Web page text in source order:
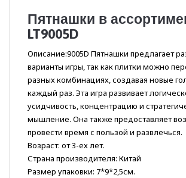
Пятнашки в
LT9005D
Описание:9005D Пятнашки предлагает
варианты игры, так как плитки можно
разных комбинациях, создавая новые
каждый раз. Эта игра развивает
усидчивость, концентрацию и
мышление. Она также предоставляет
провести время с пользой и развлечься.
Возраст: от 3-ех лет.
Страна производителя: Китай
Размер упаковки: 7*9*2,5см.